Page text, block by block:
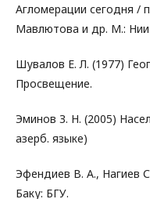
Агломерации сегодня /
Мавлютова и др. М.:
Шувалов Е. Л. (1977)
Просвещение.
Эминов З. Н. (2005)
азерб. языке)
Эфендиев В. А., Нагиев
Баку: БГУ.